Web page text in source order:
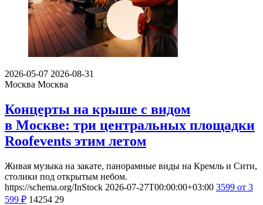
2026-05-07 2026-08-31
Москва Москва
Концерты на крыше с видом
в Москве: три центральных площадки
Roofevents этим летом
Живая музыка на закате, панорамные виды на Кремль и Сити,
столики под открытым небом.
https://schema.org/InStock 2026-07-27T00:00:00+03:00 3599 от 3
599 ₽ 14254 29